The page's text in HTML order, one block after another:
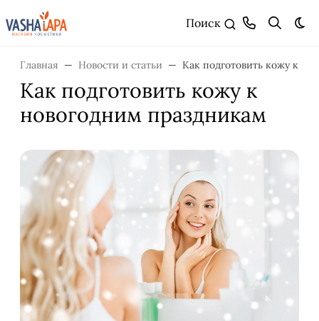
Поиск
Главная Новости и статьи Как подготовить кожу к
Как подготовить кожу к
новогодним праздникам